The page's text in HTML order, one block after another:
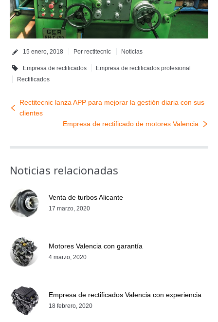
15 enero, 2018 Por rectitecnic Noticias
Empresa de rectificados
Empresa de rectificados profesional
Rectificados
Rectitecnic lanza APP para mejorar la gestión diaria con sus
clientes
Empresa de rectificado de motores Valencia
Noticias relacionadas
Venta de turbos Alicante
17 marzo, 2020
Motores Valencia con garantía
4 marzo, 2020
Empresa de rectificados Valencia con experiencia
18 febrero, 2020